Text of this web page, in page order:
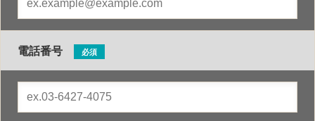
電話番号 必須